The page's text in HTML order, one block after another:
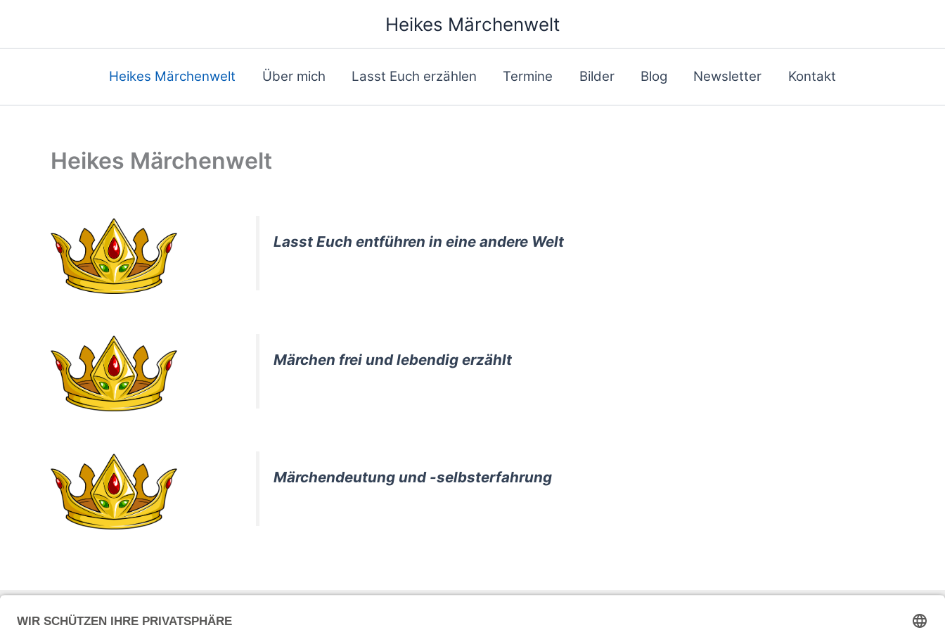
springen
Heikes Märchenwelt
Heikes Märchenwelt Über mich Lasst Euch erzählen Termine Bilder Blog Newsletter Kontakt
Heikes Märchenwelt
Lasst Euch entführen in eine andere Welt
Märchen frei und lebendig erzählt
Märchendeutung und -selbsterfahrung
Impressum